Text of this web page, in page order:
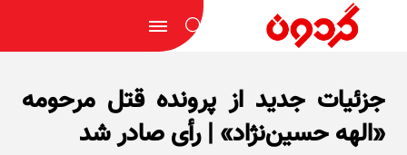
جزئیات جدید از پرونده قتل مرحومه
«الهه حسین‌نژاد» | رأی صادر شد